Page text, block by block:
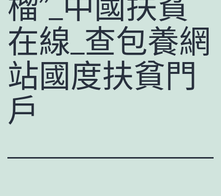
在線_查包養網
站國度扶貧門
戶